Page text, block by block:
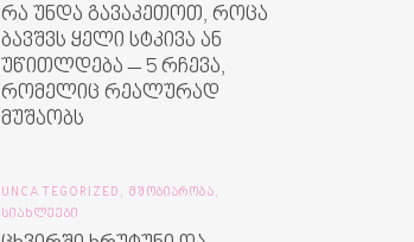
რა უნდა გავაკეთოთ, როცა
ბავშვს ყელი სტკივა ან
უწითლდება – 5 რჩევა,
რომელიც რეალურად
მუშაობს
UNCATEGORIZED, ᲛᲨᲝᲑᲘᲐᲠᲝᲑᲐ,
ᲡᲘᲐᲮᲚᲔᲔᲑᲘ